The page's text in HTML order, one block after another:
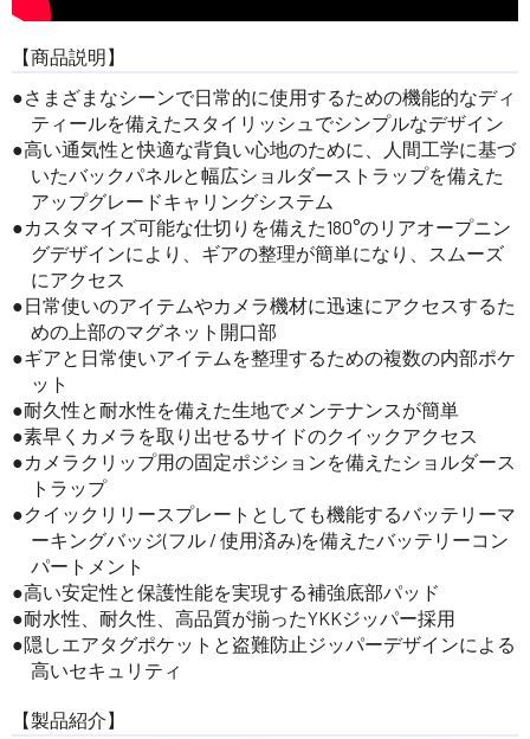
【商品説明】
さまざまなシーンで日常的に使用するための機能的なディ
ティールを備えたスタイリッシュでシンプルなデザイン
高い通気性と快適な背負い心地のために、人間工学に基づ
いたバックパネルと幅広ショルダーストラップを備えた
アップグレードキャリングシステム
カスタマイズ可能な仕切りを備えた180°のリアオープニン
グデザインにより、ギアの整理が簡単になり、スムーズ
にアクセス
日常使いのアイテムやカメラ機材に迅速にアクセスするた
めの上部のマグネット開口部
ギアと日常使いアイテムを整理するための複数の内部ポケ
ット
耐久性と耐水性を備えた生地でメンテナンスが簡単
素早くカメラを取り出せるサイドのクイックアクセス
カメラクリップ用の固定ポジションを備えたショルダース
トラップ
クイックリリースプレートとしても機能するバッテリーマ
ーキングバッジ(フル / 使用済み)を備えたバッテリーコン
パートメント
高い安定性と保護性能を実現する補強底部パッド
耐水性、耐久性、高品質が揃ったYKKジッパー採用
隠しエアタグポケットと盗難防止ジッパーデザインによる
高いセキュリティ
【製品紹介】